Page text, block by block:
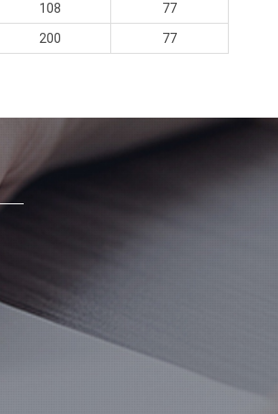
108 77
200 77